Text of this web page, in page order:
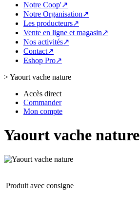
Notre Coop'↗
Notre Organisation↗
Les producteurs↗
Vente en ligne et magasin↗
Nos activités↗
Contact↗
Eshop Pro↗
>Yaourt vache nature
Accès direct
Commander
Mon compte
Yaourt vache nature
Produit avec consigne